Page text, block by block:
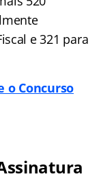
e 321 para
o Concurso